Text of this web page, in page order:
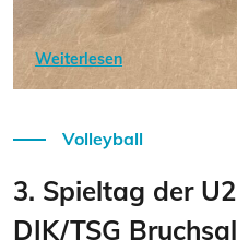
Weiterlesen
Volleyball
3. Spieltag der
DJK/TSG